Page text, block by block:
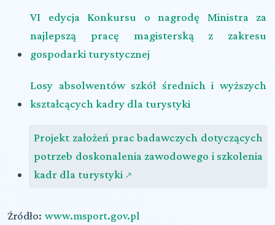
VI edycja Konkursu o nagrodę Ministra za
najlepszą pracę magisterską z zakresu
gospodarki turystycznej
Losy absolwentów szkół średnich i wyższych
kształcących kadry dla turystyki
Projekt założeń prac badawczych dotyczących
potrzeb doskonalenia zawodowego i szkolenia
kadr dla turystyki
Źródło: www.msport.gov.pl